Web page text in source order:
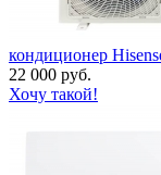
кондиционер
22 000 руб.
Хочу такой!